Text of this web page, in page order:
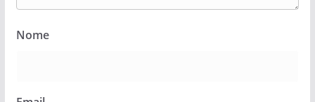
Nome